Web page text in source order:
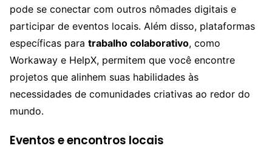
pode se conectar com outros nômades digitais e
participar de eventos locais. Além disso, plataformas
específicas para trabalho colaborativo, como
Workaway e HelpX, permitem que você encontre
projetos que alinhem suas habilidades às
necessidades de comunidades criativas ao redor do
mundo.
Eventos e encontros locais